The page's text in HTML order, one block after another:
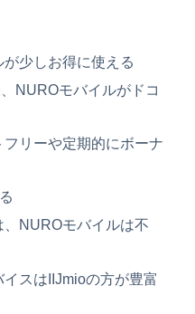
少しお得に使える
NUROモバイルがドコ
リーや定期的にボーナ
NUROモバイルは不
スはIIJmioの方が豊富